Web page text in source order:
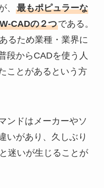
、 最もポピュラーな
CADの２つである。
るため業種・業界に
段からCADを使う人
ことがあるという方
ンドはメーカーやソ
いがあり、久しぶり
迷いが生じることが